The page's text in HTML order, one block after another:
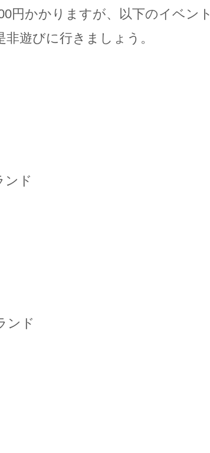
円かかりますが、以下のイベント
遊びに行きましょう。
ンド
ンド